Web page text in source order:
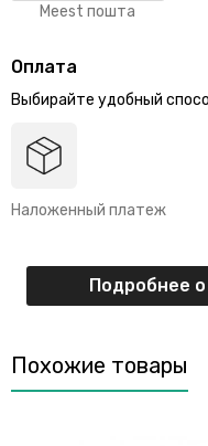
Meest пошта
Оплата
Выбирайте удобный
Наложенный платеж
Подробнее
Похожие товары